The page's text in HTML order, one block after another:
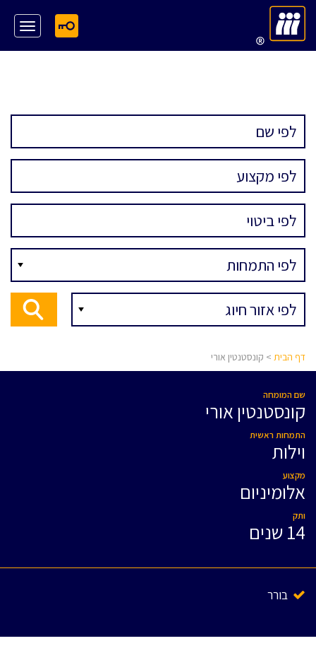
דף הבית > קונסטנטין אורי
שם המומחה
קונסטנטין אורי
התמחות ראשית
וילות
מקצוע
אלומיניום
ותק
14 שנים
בורר